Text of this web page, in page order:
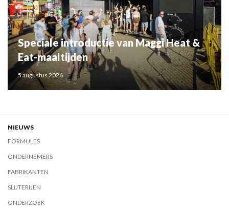
Speciale introductie van Maggi Heat &
Eat-maaltijden
5 augustus 2026
NIEUWS
FORMULES
ONDERNEMERS
FABRIKANTEN
SLIJTERIJEN
ONDERZOEK